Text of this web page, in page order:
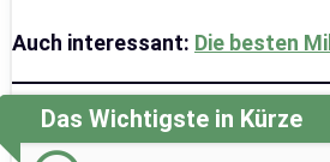
Auch interessant: Die besten
Das Wichtigste in Kürze